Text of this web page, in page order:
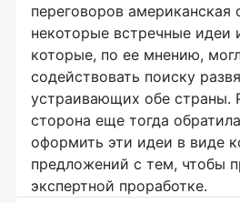
переговоров американская
некоторые встречные идеи
которые, по ее мнению,
содействовать поиску
устраивающих обе страны.
сторона еще тогда
оформить эти идеи в виде
предложений с тем, чтобы
экспертной проработке.